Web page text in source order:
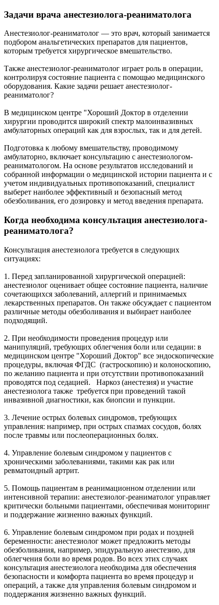
Задачи врача анестезиолога-реаниматолога
Анестезиолог-реаниматолог — это врач, который занимается
подбором анальгетических препаратов для пациентов,
которым требуется хирургическое вмешательство.
Также анестезиолог-реаниматолог играет роль в операции,
контролируя состояние пациента с помощью медицинского
оборудования. Какие задачи решает анестезиолог-
реаниматолог?
В медицинском центре "Хороший Доктор в отделении
хирургии проводится широкий спектр малоинвазивных
амбулаторных операций как для взрослых, так и для детей.
Подготовка к любому вмешательству, проводимому
амбулаторно, включает консультацию с анестезиологом-
реаниматологом. На основе результатов исследований и
собранной информации о медицинской истории пациента и с
учетом индивидуальных противопоказаний, специалист
выберет наиболее эффективный и безопасный метод
обезболивания, его дозировку и метод введения препарата.
Когда необходима консультация анестезиолога-
реаниматолога?
Консультация анестезиолога требуется в следующих
ситуациях:
1. Перед запланированной хирургической операцией:
анестезиолог оценивает общее состояние пациента, наличие
сочетающихся заболеваний, аллергий и принимаемых
лекарственных препаратов. Он также обсуждает с пациентом
различные методы обезболивания и выбирает наиболее
подходящий.
2. При необходимости проведения процедур или
манипуляций, требующих облегчения боли или седации: в
медицинском центре "Хороший Доктор" все эндоскопические
процедуры, включая ФГДС (гастроскопию) и колоноскопию,
по желанию пациента и при отсутствии противопоказаний
проводятся под седацией. Наркоз (анестезия) и участие
анестезиолога также требуется при проведений такой
инвазивной диагностики, как биопсии и пункции.
3. Лечение острых болевых синдромов, требующих
управления: например, при острых спазмах сосудов, болях
после травмы или послеоперационных болях.
4. Управление болевым синдромом у пациентов с
хроническими заболеваниями, такими как рак или
ревматоидный артрит.
5. Помощь пациентам в реанимационном отделении или
интенсивной терапии: анестезиолог-реаниматолог управляет
критически больными пациентами, обеспечивая мониторинг
и поддержание жизненно важных функций.
6. Управление болевым синдромом при родах и поздней
беременности: анестезиолог может предложить методы
обезболивания, например, эпидуральную анестезию, для
облегчения боли во время родов. Во всех этих случаях
консультация анестезиолога необходима для обеспечения
безопасности и комфорта пациента во время процедур и
операций, а также для управления болевым синдромом и
поддержания жизненно важных функций.